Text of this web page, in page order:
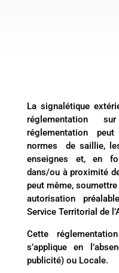
La signalétique
réglementation
réglementation
normes de saillie,
enseignes et, en
dans/ou à proximité
peut même,
autorisation
Service Territorial de
Cette
s’applique en
publicité) ou Locale.